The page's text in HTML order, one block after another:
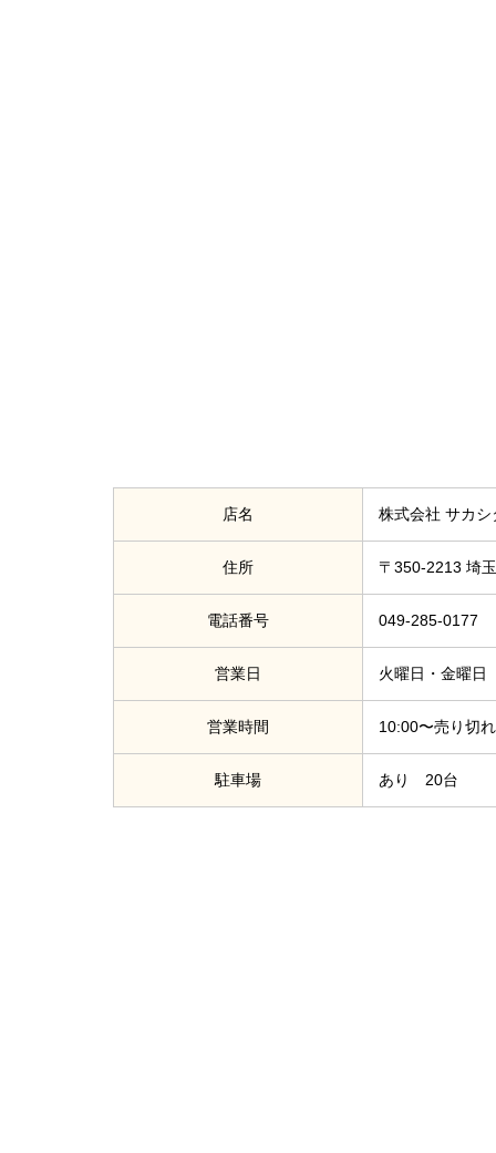
店名 株式会社 サカシ
住所 〒350-2213 埼
電話番号 049-285-0177
営業日 火曜日・金曜日
営業時間 10:00〜売り切
駐車場 あり 20台